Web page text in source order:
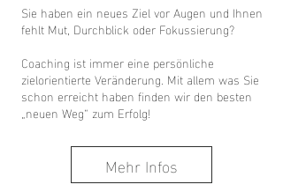
Sie haben ein neues Ziel vor Augen und Ihnen
fehlt Mut, Durchblick oder Fokussierung?
Coaching ist immer eine persönliche
zielorientierte Veränderung. Mit allem was Sie
schon erreicht haben finden wir den besten
„neuen Weg“ zum Erfolg!
Mehr Infos